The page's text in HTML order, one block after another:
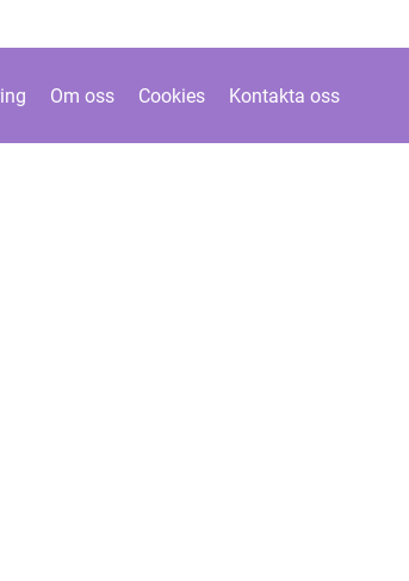
Om oss Cookies Kontakta oss